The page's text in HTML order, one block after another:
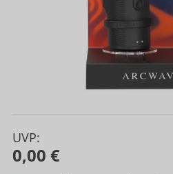
UVP:
0,00 €